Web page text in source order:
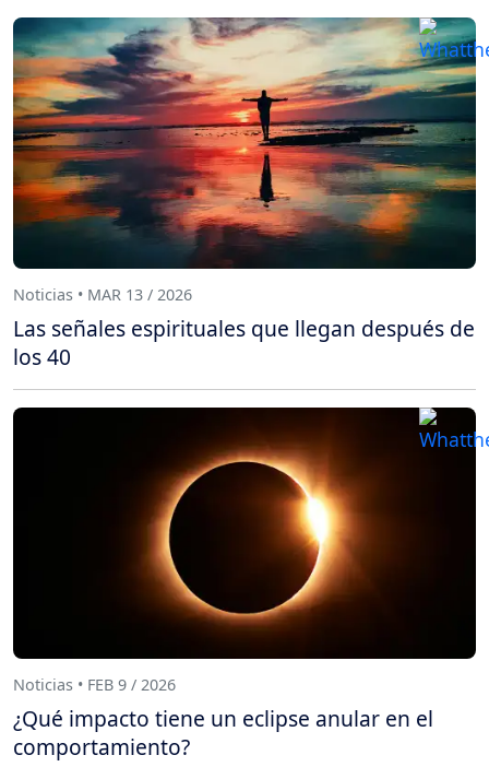
Noticias • MAR 13 / 2026
Las señales espirituales que llegan después de
los 40
Noticias • FEB 9 / 2026
¿Qué impacto tiene un eclipse anular en el
comportamiento?